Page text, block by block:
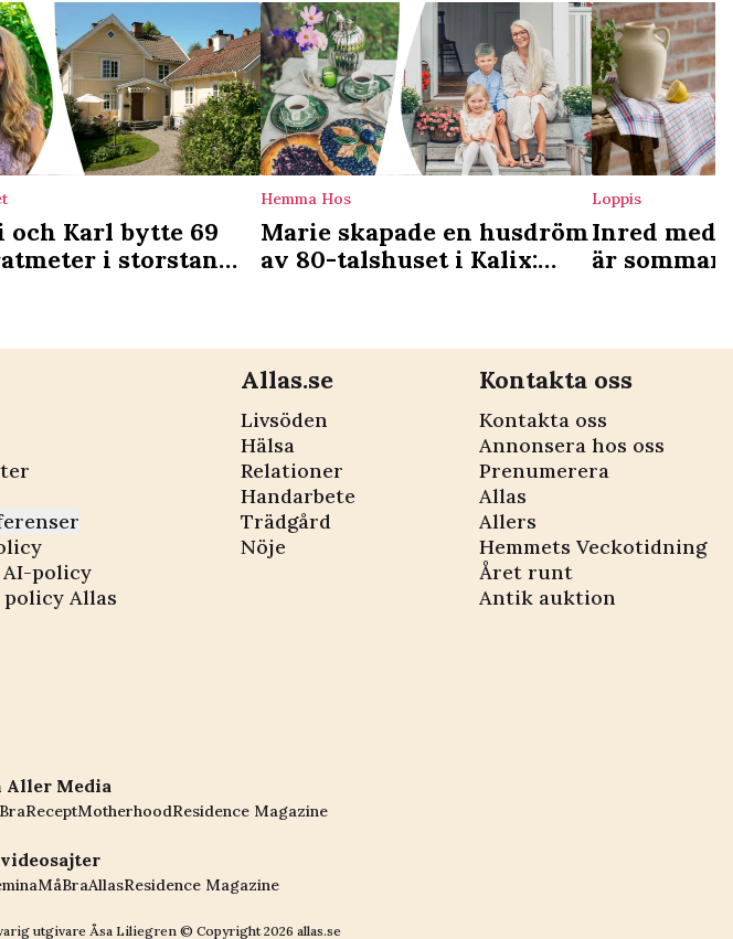
och Karl bytte 69
i storstan
Hemma Hos
Marie skapade en husdröm
av 80-talshuset i Kalix:
Loppis
Inred med
är
policy
Allas
Allas.se
Livsöden
Hälsa
Relationer
Handarbete
Trädgård
Nöje
Kontakta oss
Kontakta oss
Annonsera hos oss
Prenumerera
Allas
Allers
Hemmets Veckotidning
Året runt
Antik auktion
Media
ReceptMotherhoodResidence Magazine
MåBraAllasResidence Magazine
utgivare Åsa Liliegren © Copyright2026 allas.se